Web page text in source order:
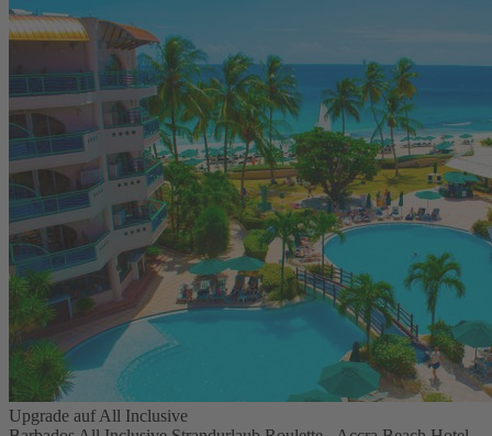
Upgrade auf All Inclusive